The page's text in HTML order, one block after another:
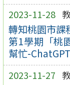
2023-11-28
轉知桃園市課
第1學期「桃
幫忙-
2023-11-27